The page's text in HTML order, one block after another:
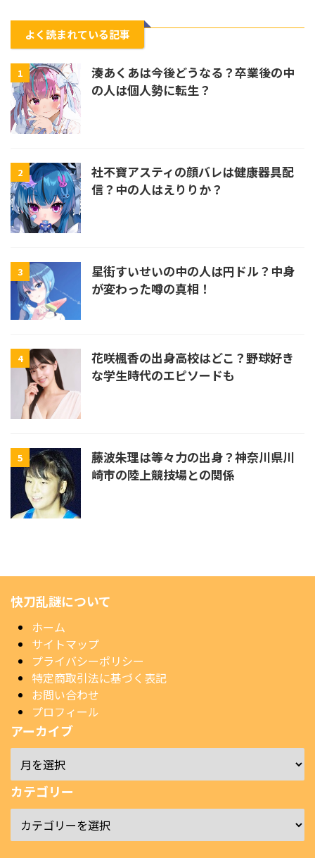
よく読まれている記事
1
湊あくあは今後どうなる？卒業後の中
の人は個人勢に転生？
2
社不寶アスティの顔バレは健康器具配
信？中の人はえりりか？
3
星街すいせいの中の人は円ドル？中身
が変わった噂の真相！
4
花咲楓香の出身高校はどこ？野球好き
な学生時代のエピソードも
5
藤波朱理は等々力の出身？神奈川県川
崎市の陸上競技場との関係
快刀乱謎について
ホーム
サイトマップ
プライバシーポリシー
特定商取引法に基づく表記
お問い合わせ
プロフィール
アーカイブ
カテゴリー